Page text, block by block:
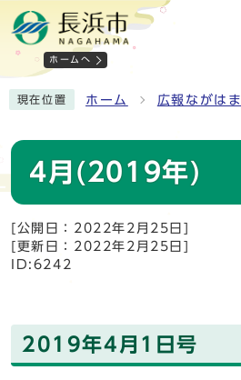
ホームへ
現在位置 ホーム 広報ながはま
4月(2019年)
[公開日：2022年2月25日]
[更新日：2022年2月25日]
ID:6242
2019年4月1日号